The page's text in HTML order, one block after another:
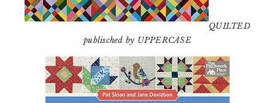
QUILTED
publisched by UPPERCASE